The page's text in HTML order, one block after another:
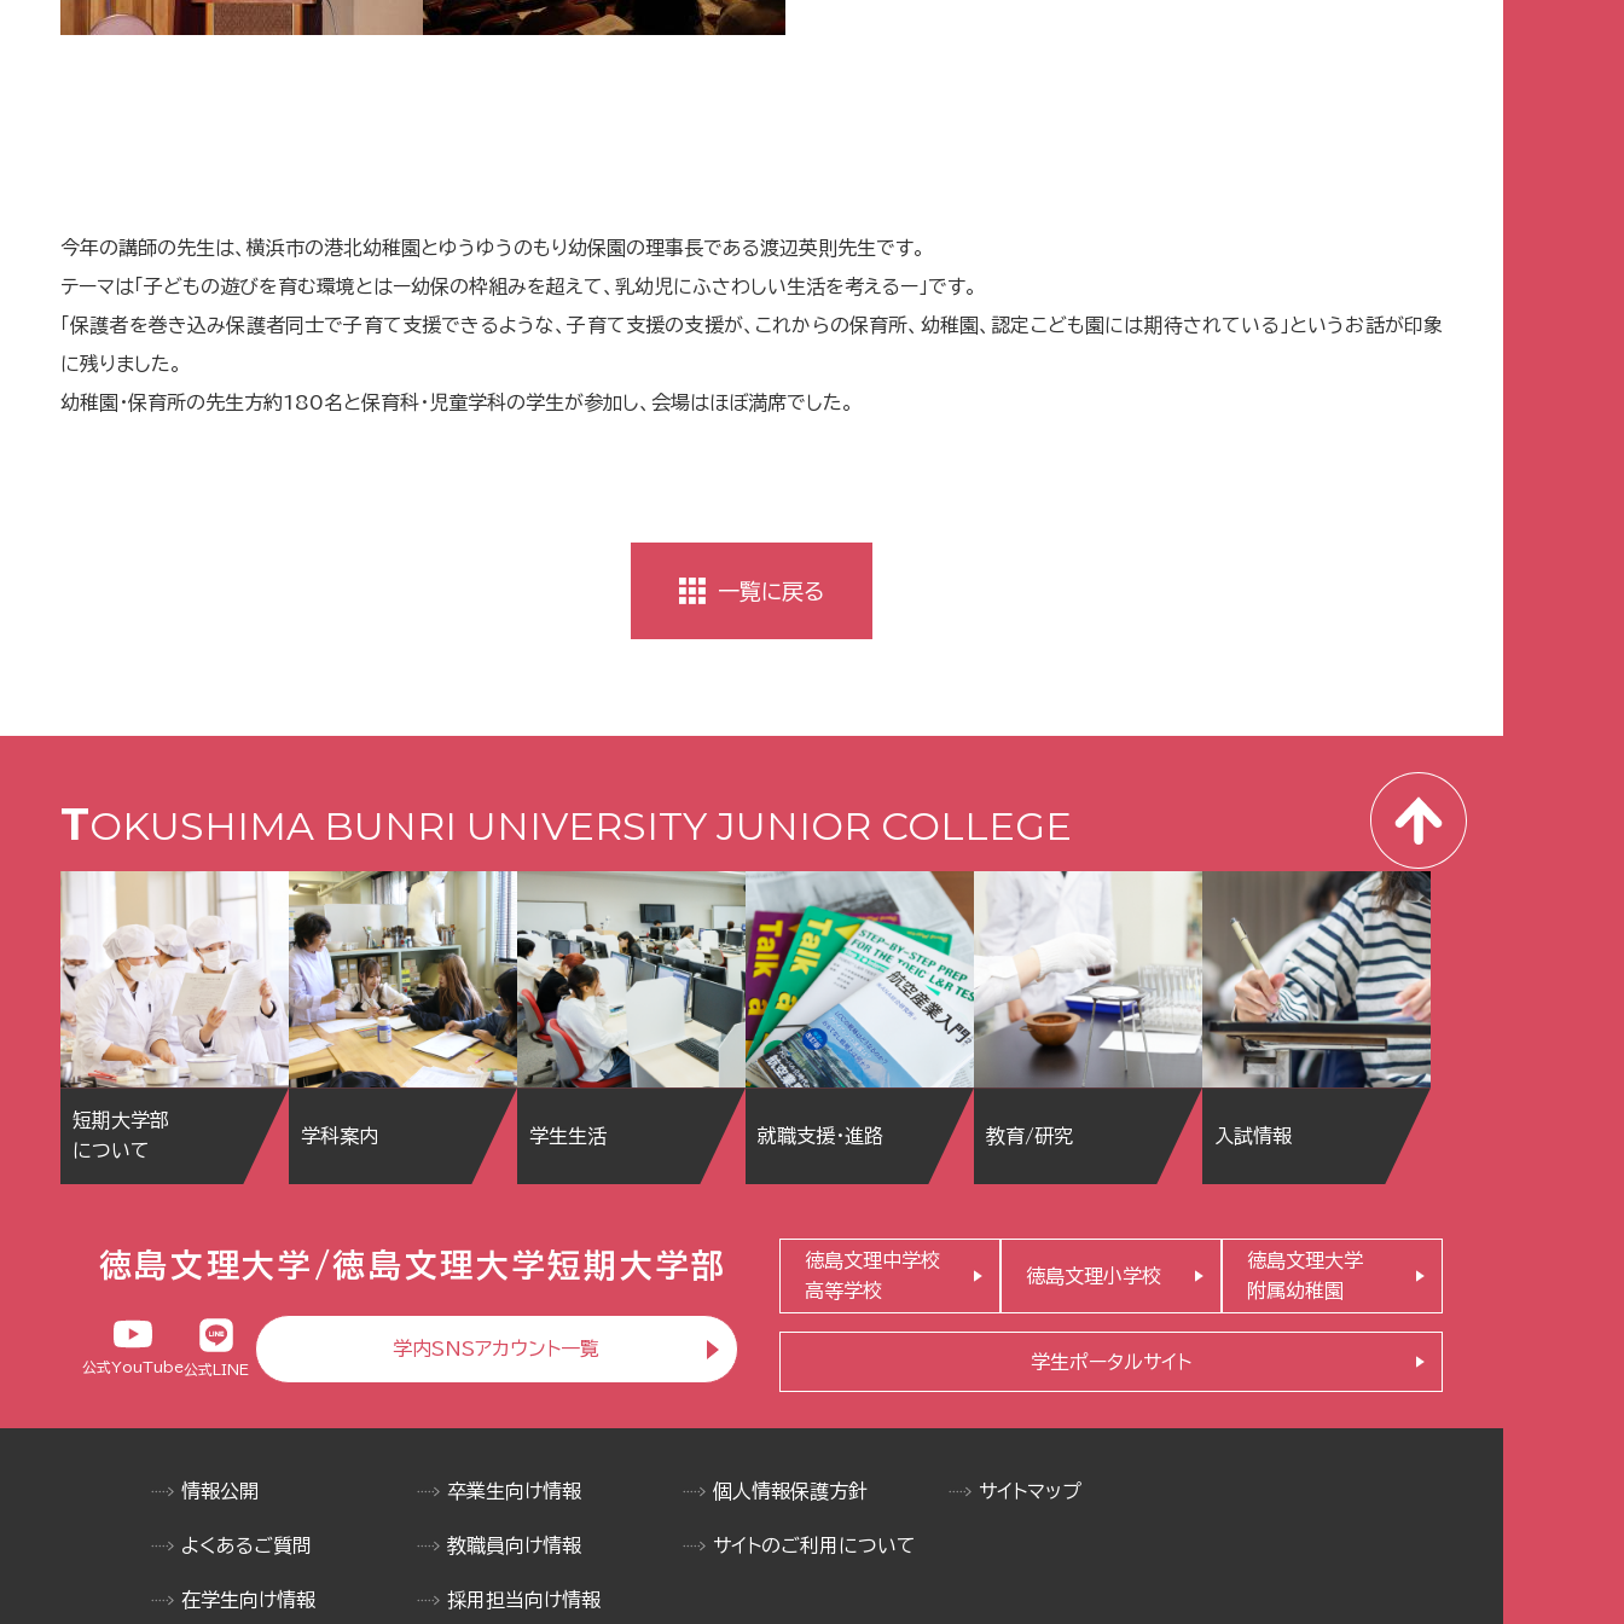
今年の講師の先生は、横浜市の港北幼稚園とゆうゆうのもり幼保園の理事長である渡辺英則先生です。
テーマは「子どもの遊びを育む環境とはー幼保の枠組みを超えて、乳幼児にふさわしい生活を考えるー」です。
「保護者を巻き込み保護者同士で子育て支援できるような、子育て支援の支援が、これからの保育所、幼稚園、認定こども園には期待されている」というお話が印象
に残りました。
幼稚園･保育所の先生方約180名と保育科･児童学科の学生が参加し、会場はほぼ満席でした。
一覧に戻る
TOKUSHIMA BUNRI UNIVERSITY JUNIOR COLLEGE
短期大学部
について
学科案内 学生生活 就職支援・進路 教育/研究 入試情報
徳島文理大学/徳島文理大学短期大学部
公式YouTube公式LINE
学内SNSアカウント一覧
徳島文理中学校
高等学校
徳島文理小学校
徳島文理大学
附属幼稚園
学生ポータルサイト
情報公開
よくあるご質問
在学生向け情報
卒業生向け情報
教職員向け情報
採用担当向け情報
個人情報保護方針
サイトのご利用について
サイトマップ